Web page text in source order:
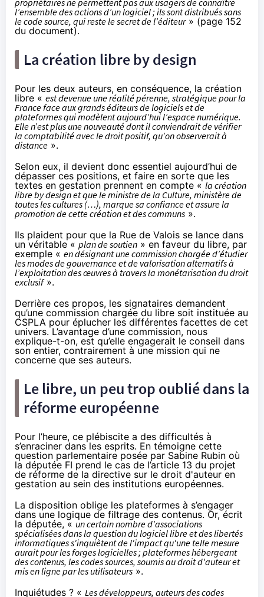
propriétaires ne permettent pas aux usagers de connaître
l’ensemble des actions d’un logiciel ; ils sont distribués sans
le code source, qui reste le secret de l’éditeur» (page 152
du document).
La création libre by design
Pour les deux auteurs, en conséquence, la création
libre « est devenue une réalité pérenne, stratégique pour la
France face aux grands éditeurs de logiciels et de
plateformes qui modèlent aujourd’hui l’espace numérique.
Elle n’est plus une nouveauté dont il conviendrait de vérifier
la comptabilité avec le droit positif, qu’on observerait à
distance ».
Selon eux, il devient donc essentiel aujourd’hui de
dépasser ces positions, et faire en sorte que les
textes en gestation prennent en compte « la création
libre by design et que le ministre de la Culture, ministère de
toutes les cultures (…), marque sa confiance et assure la
promotion de cette création et des communs ».
Ils plaident pour que la Rue de Valois se lance dans
un véritable « plan de soutien » en faveur du libre, par
exemple « en désignant une commission chargée d’étudier
les modes de gouvernance et de valorisation alternatifs à
l’exploitation des œuvres à travers la monétarisation du droit
exclusif».
Derrière ces propos, les signataires demandent
qu’une commission chargée du libre soit instituée au
CSPLA pour éplucher les différentes facettes de cet
univers. L’avantage d’une commission, nous
explique-t-on, est qu’elle engagerait le conseil dans
son entier, contrairement à une mission qui ne
concerne que ses auteurs.
Le libre, un peu trop oublié dans la
réforme européenne
Pour l’heure, ce plébiscite a des difficultés à
s’enraciner dans les esprits. En témoigne cette
question parlementaire posée par Sabine Rubin où
la députée FI prend le cas de l’article 13 du projet
de réforme de la directive sur le droit d'auteur en
gestation au sein des institutions européennes.
La disposition oblige les plateformes à s’engager
dans une logique de filtrage des contenus. Or, écrit
la députée, « un certain nombre d'associations
spécialisées dans la question du logiciel libre et des libertés
informatiques s'inquiètent de l'impact qu'une telle mesure
aurait pour les forges logicielles ; plateformes hébergeant
des contenus, les codes sources, soumis au droit d'auteur et
mis en ligne par les utilisateurs ».
Inquiétudes ? « Les développeurs, auteurs des codes